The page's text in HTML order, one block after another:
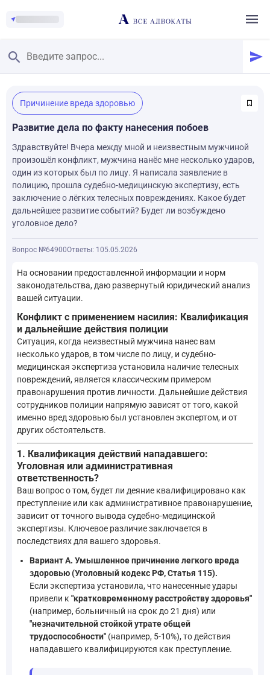
Главная
/
Смотреть заданные вопросы
/
Задать вопрос
Причинение вреда здоровью
Развитие дела по факту нанесения побоев
Здравствуйте! Вчера между мной и неизвестным мужчиной
произошёл конфликт, мужчина нанёс мне несколько ударов,
один из которых был по лицу. Я написала заявление в
полицию, прошла судебно-медицинскую экспертизу, есть
заключение о лёгких телесных повреждениях. Какое будет
дальнейшее развитие событий? Будет ли возбуждено
уголовное дело?
Вопрос №64900Ответы: 1 05.05.2026
На основании предоставленной информации и норм
законодательства, даю развернутый юридический анализ
вашей ситуации.
Конфликт с применением насилия: Квалификация
и дальнейшие действия полиции
Ситуация, когда неизвестный мужчина нанес вам
несколько ударов, в том числе по лицу, и судебно-
медицинская экспертиза установила наличие телесных
повреждений, является классическим примером
правонарушения против личности. Дальнейшие действия
сотрудников полиции напрямую зависят от того, какой
именно вред здоровью был установлен экспертом, и от
других обстоятельств.
1. Квалификация действий нападавшего:
Уголовная или административная
ответственность?
Ваш вопрос о том, будет ли деяние квалифицировано как
преступление или как административное правонарушение,
зависит от точного вывода судебно-медицинской
экспертизы. Ключевое различие заключается в
последствиях для вашего здоровья.
Вариант А. Умышленное причинение легкого вреда
здоровью (Уголовный кодекс РФ, Статья 115).
Если экспертиза установила, что нанесенные удары
привели к "кратковременному расстройству здоровья"
(например, больничный на срок до 21 дня) или
"незначительной стойкой утрате общей
трудоспособности" (например, 5-10%), то действия
нападавшего квалифицируются как преступление.